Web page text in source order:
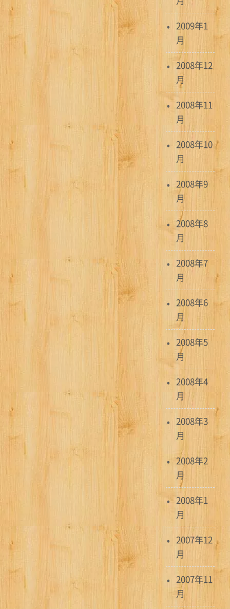
2009年1
月
2008年12
月
2008年11
月
2008年10
月
2008年9
月
2008年8
月
2008年7
月
2008年6
月
2008年5
月
2008年4
月
2008年3
月
2008年2
月
2008年1
月
2007年12
月
2007年11
月